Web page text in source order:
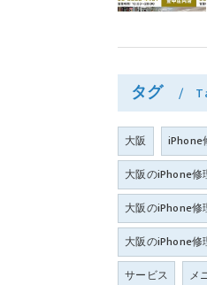
タグ
大阪 iPhone
大阪のiPhone
大阪のiPhone
大阪のiPhone
サービス
メ